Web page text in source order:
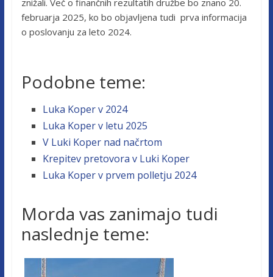
februarja 2025, ko bo objavljena tudi prva informacija
o poslovanju za leto 2024.
Podobne teme:
Luka Koper v 2024
Luka Koper v letu 2025
V Luki Koper nad načrtom
Krepitev pretovora v Luki Koper
Luka Koper v prvem polletju 2024
Morda vas zanimajo tudi
naslednje teme: